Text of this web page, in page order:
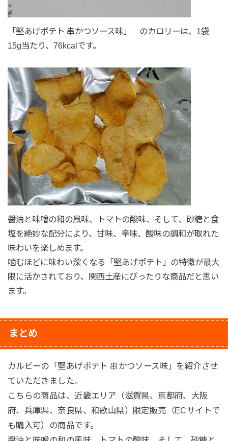
「堅あげポテト 串かつソース味」 のカロリーは、1袋
15g当たり、76kcalです。
醤油と味噌の和の風味、トマトの酸味、そして、砂糖と食
塩を絶妙な配分により、甘味、辛味、酸味の調和が取れた
味わいを楽しめます。
噛むほどに味わい深くなる「堅あげポテト」の特徴が最大
限に活かされており、関西土産にぴったりな商品だと思い
ます。
まとめ
カルビーの「堅あげポテト 串かつソース味」を紹介させ
ていただきました。
こちらの商品は、近畿エリア（滋賀県、京都府、大阪
府、兵庫県、奈良県、和歌山県）限定販売（ECサイトで
も購入可）の商品です。